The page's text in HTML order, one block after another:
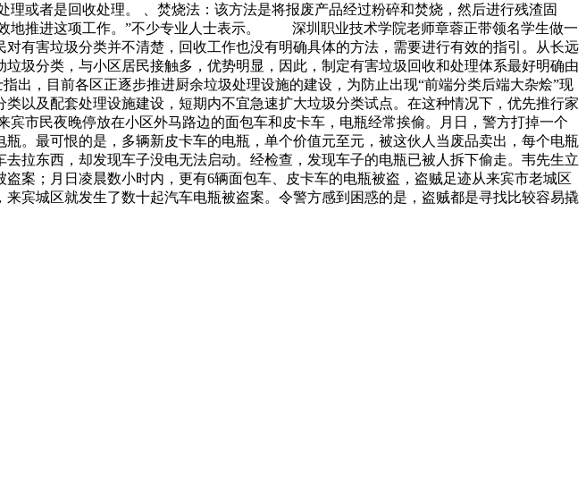
或者是回收处理。 、焚烧法：该方法是将报废产品经过粉碎和焚烧，然后进行残渣固
地推进这项工作。”不少专业人士表示。 深圳职业技术学院老师章蓉正带领名学生做一
有害垃圾分类并不清楚，回收工作也没有明确具体的方法，需要进行有效的指引。从长远
圾分类，与小区居民接触多，优势明显，因此，制定有害垃圾回收和处理体系最好明确由
前各区正逐步推进厨余垃圾处理设施的建设，为防止出现“前端分类后端大杂烩”现
以及配套处理设施建设，短期内不宜急速扩大垃圾分类试点。在这种情况下，优先推行家
民夜晚停放在小区外马路边的面包车和皮卡车，电瓶经常挨偷。月日，警方打掉一个
。最可恨的是，多辆新皮卡车的电瓶，单个价值元至元，被这伙人当废品卖出，每个电瓶
拉东西，却发现车子没电无法启动。经检查，发现车子的电瓶已被人拆下偷走。韦先生立
案；月日凌晨数小时内，更有6辆面包车、皮卡车的电瓶被盗，盗贼足迹从来宾市老城区
宾城区就发生了数十起汽车电瓶被盗案。令警方感到困惑的是，盗贼都是寻找比较容易撬